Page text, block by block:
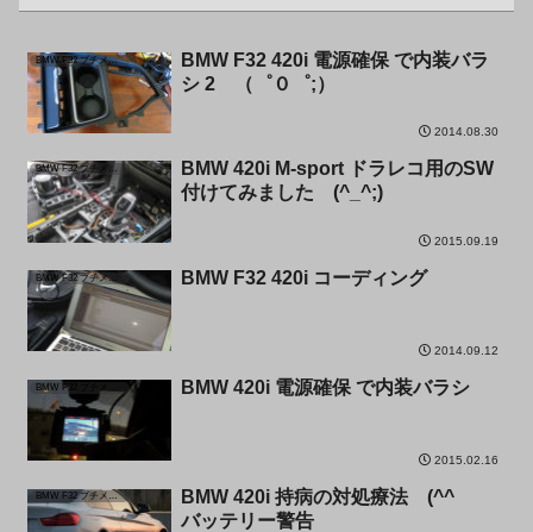
BMW F32 プチメンテ
BMW F32 420i 電源確保 で内装バラ
シ 2 （゜０゜;）
2014.08.30
BMW F32 プチメンテ
BMW 420i M-sport ドラレコ用のSW
付けてみました (^_^;)
2015.09.19
BMW F32 プチメンテ BMW F32 420i コーディング
2014.09.12
BMW 420i 電源確保 で内装バラシ
2015.02.16
BMW F32 プチメンテ
BMW 420i 持病の対処療法 (^^ゞ
バッテリー警告